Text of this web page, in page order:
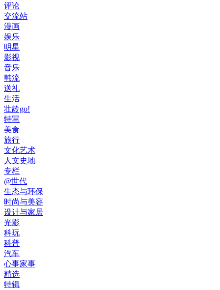
评论
交流站
漫画
娱乐
明星
影视
音乐
韩流
送礼
生活
壮龄go!
特写
美食
旅行
文化艺术
人文史地
专栏
@世代
生态与环保
时尚与美容
设计与家居
光影
科玩
科普
汽车
心事家事
精选
特辑